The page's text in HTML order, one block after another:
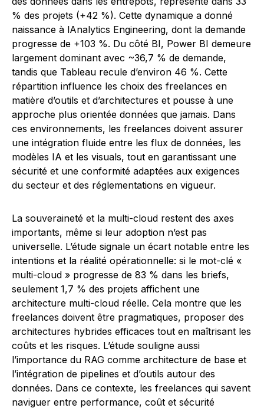
% des projets (+42 %). Cette dynamique a donné
naissance à lAnalytics Engineering, dont la demande
progresse de +103 %. Du côté BI, Power BI demeure
largement dominant avec ~36,7 % de demande,
tandis que Tableau recule d’environ 46 %. Cette
répartition influence les choix des freelances en
matière d’outils et d’architectures et pousse à une
approche plus orientée données que jamais. Dans
ces environnements, les freelances doivent assurer
une intégration fluide entre les flux de données, les
modèles IA et les visuals, tout en garantissant une
sécurité et une conformité adaptées aux exigences
du secteur et des réglementations en vigueur.
La souveraineté et la multi-cloud restent des axes
importants, même si leur adoption n’est pas
universelle. L’étude signale un écart notable entre les
intentions et la réalité opérationnelle: si le mot-clé «
multi-cloud » progresse de 83 % dans les briefs,
seulement 1,7 % des projets affichent une
architecture multi-cloud réelle. Cela montre que les
freelances doivent être pragmatiques, proposer des
architectures hybrides efficaces tout en maîtrisant les
coûts et les risques. L’étude souligne aussi
l’importance du RAG comme architecture de base et
l’intégration de pipelines et d’outils autour des
données. Dans ce contexte, les freelances qui savent
naviguer entre performance, coût et sécurité